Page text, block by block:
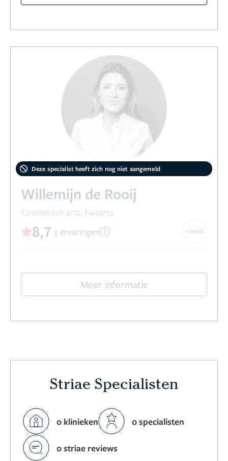
Deze specialist heeft zich nog niet aangemeld
Willemijn de Rooij
Cosmetisch arts, huisarts
8,7 3 ervaringen
Meer informatie
Striae Specialisten
0 klinieken 0 specialisten
0 striae reviews